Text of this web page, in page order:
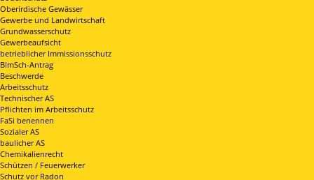
Oberirdische Gewässer
Gewerbe und Landwirtschaft
Grundwasserschutz
Gewerbeaufsicht
betrieblicher Immissionsschutz
BImSch-Antrag
Beschwerde
Arbeitsschutz
Technischer AS
Pflichten im Arbeitsschutz
FaSi benennen
Sozialer AS
baulicher AS
Chemikalienrecht
Schützen / Feuerwerker
Schutz vor Radon